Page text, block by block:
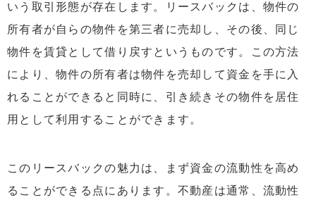
いう取引形態が存在します。リースバックは、物件の
所有者が自らの物件を第三者に売却し、その後、同じ
物件を賃貸として借り戻すというものです。この方法
により、物件の所有者は物件を売却して資金を手に入
れることができると同時に、引き続きその物件を居住
用として利用することができます。
このリースバックの魅力は、まず資金の流動性を高め
ることができる点にあります。不動産は通常、流動性